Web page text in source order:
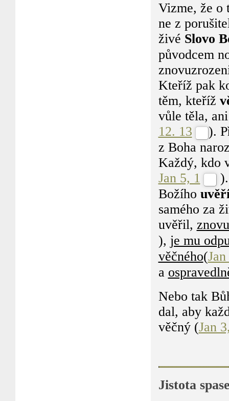
Vizme, že o
ne z
živé Slovo
původcem
Kteříž pak
těm, kteříž
vůle těla,
12. 13
).
z Boha
Každý, kdo
Jan 5, 1
).
Božího
samého za
uvěřil,
), je mu
věčného(
a
Nebo tak
dal, aby
věčný (Jan
Jistota